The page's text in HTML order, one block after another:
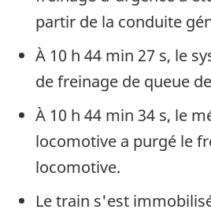
partir de la conduite
À 10 h 44 min 27 s, le
de freinage de queue
À 10 h 44 min 34 s, le
locomotive a purgé le
locomotive.
Le train s'est